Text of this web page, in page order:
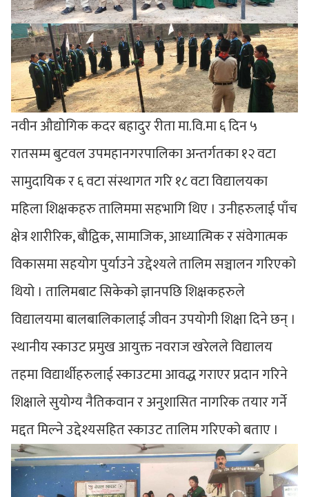
नवीन औद्योगिक कदर बहादुर रीता मा.वि.मा ६ दिन ५
रातसम्म बुटवल उपमहानगरपालिका अन्तर्गतका १२ वटा
सामुदायिक र ६ वटा संस्थागत गरि १८ वटा विद्यालयका
महिला शिक्षकहरु तालिममा सहभागि थिए । उनीहरुलाई पाँच
क्षेत्र शारीरिक, बौद्विक, सामाजिक, आध्यात्मिक र संवेगात्मक
विकासमा सहयोग पुर्याउने उद्देश्यले तालिम सञ्चालन गरिएको
थियो । तालिमबाट सिकेको ज्ञानपछि शिक्षकहरुले
विद्यालयमा बालबालिकालाई जीवन उपयोगी शिक्षा दिने छन् ।
स्थानीय स्काउट प्रमुख आयुक्त नवराज खरेलले विद्यालय
तहमा विद्यार्थीहरुलाई स्काउटमा आवद्ध गराएर प्रदान गरिने
शिक्षाले सुयोग्य नैतिकवान र अनुशासित नागरिक तयार गर्ने
मद्दत मिल्ने उद्देश्यसहित स्काउट तालिम गरिएको बताए ।